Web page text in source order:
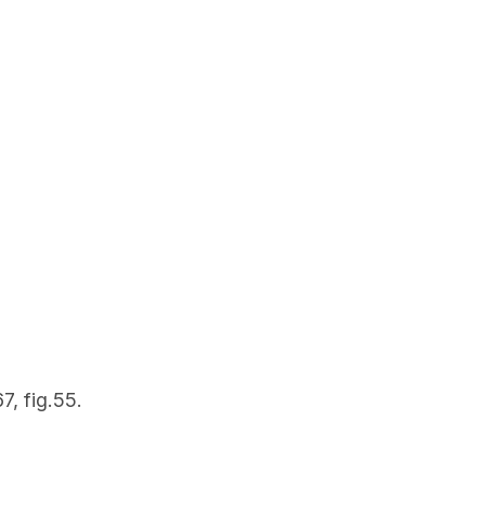
fig.55.